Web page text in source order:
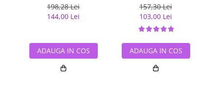
198,28 Lei
144,00 Lei
ADAUGA IN COS
157,30 Lei
103,00 Lei
ADAUGA IN COS